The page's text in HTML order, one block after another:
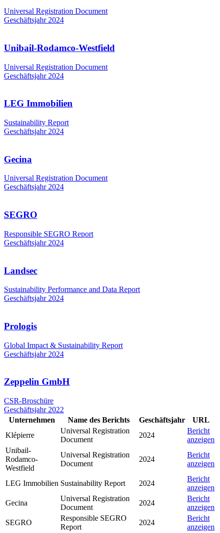
Universal Registration Document
Geschäftsjahr 2024
Unibail-Rodamco-Westfield
Universal Registration Document
Geschäftsjahr 2024
LEG Immobilien
Sustainability Report
Geschäftsjahr 2024
Gecina
Universal Registration Document
Geschäftsjahr 2024
SEGRO
Responsible SEGRO Report
Geschäftsjahr 2024
Landsec
Sustainability Performance and Data Report
Geschäftsjahr 2024
Prologis
Global Impact & Sustainability Report
Geschäftsjahr 2024
Zeppelin GmbH
CSR-Broschüre
Geschäftsjahr 2022
Unternehmen
Name des Berichts Geschäftsjahr
URL
Klépierre
Universal Registration
Document
2024
Bericht
anzeigen
Unibail-
Rodamco-
Westfield
Universal Registration
Document
2024
Bericht
anzeigen
LEG Immobilien Sustainability Report 2024
Bericht
anzeigen
Gecina
Universal Registration
Document
2024
Bericht
anzeigen
SEGRO
Responsible SEGRO
Report
2024
Bericht
anzeigen